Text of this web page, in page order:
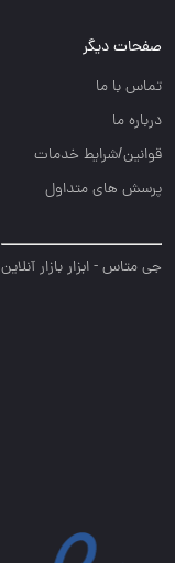
صفحات دیگر
تماس با ما
درباره ما
قوانین/شرایط خدمات
پرسش های متداول
جی متاس - ابزار بازار آنلاین